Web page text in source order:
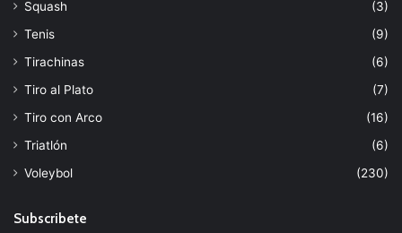
Squash
(3)
Tenis
(9)
Tirachinas
(6)
Tiro al Plato
(7)
Tiro con Arco
(16)
Triatlón
(6)
Voleybol
(230)
Subscribete